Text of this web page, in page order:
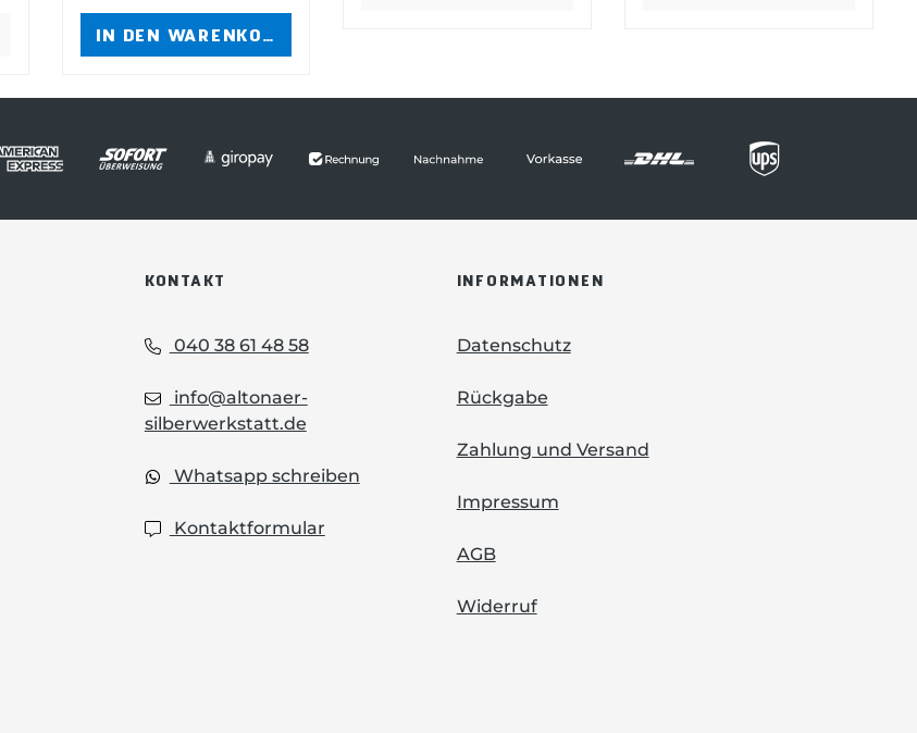
IN DEN WARENKORB
KONTAKT
040 38 61 48 58
info@altonaer-
silberwerkstatt.de
Whatsapp schreiben
Kontaktformular
INFORMATIONEN
Datenschutz
Rückgabe
Zahlung und Versand
Impressum
AGB
Widerruf